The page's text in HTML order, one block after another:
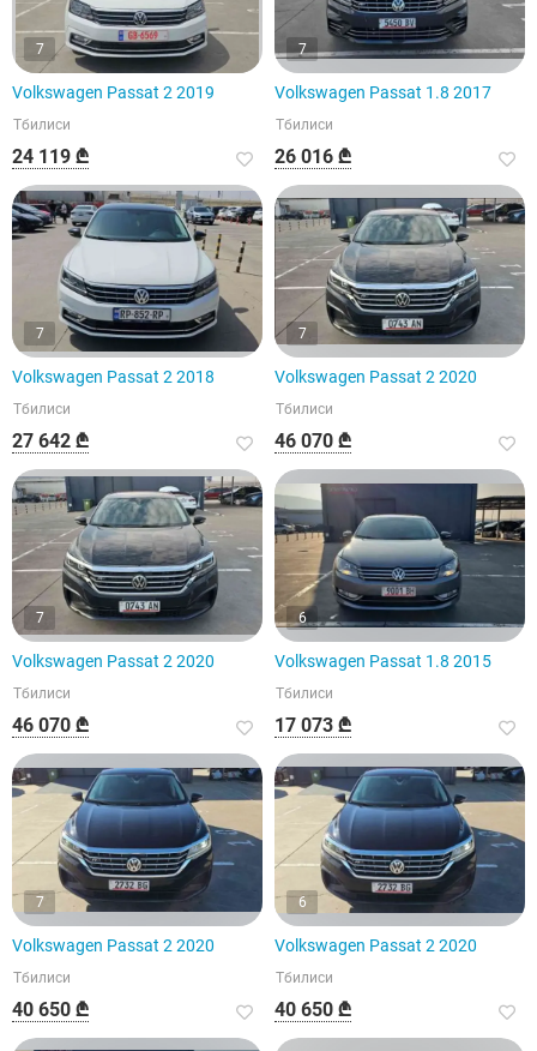
7
Volkswagen Passat 2 2019
Тбилиси
24 119 ₾
7
Volkswagen Passat 1.8 2017
Тбилиси
26 016 ₾
7
Volkswagen Passat 2 2018
Тбилиси
27 642 ₾
7
Volkswagen Passat 2 2020
Тбилиси
46 070 ₾
7
Volkswagen Passat 2 2020
Тбилиси
46 070 ₾
6
Volkswagen Passat 1.8 2015
Тбилиси
17 073 ₾
7
Volkswagen Passat 2 2020
Тбилиси
40 650 ₾
6
Volkswagen Passat 2 2020
Тбилиси
40 650 ₾